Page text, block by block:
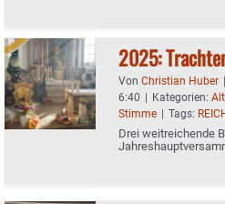
2025:
Von Christian Huber |
6:40 | Kategorien:
Stimme | Tags:
Drei weitreichende